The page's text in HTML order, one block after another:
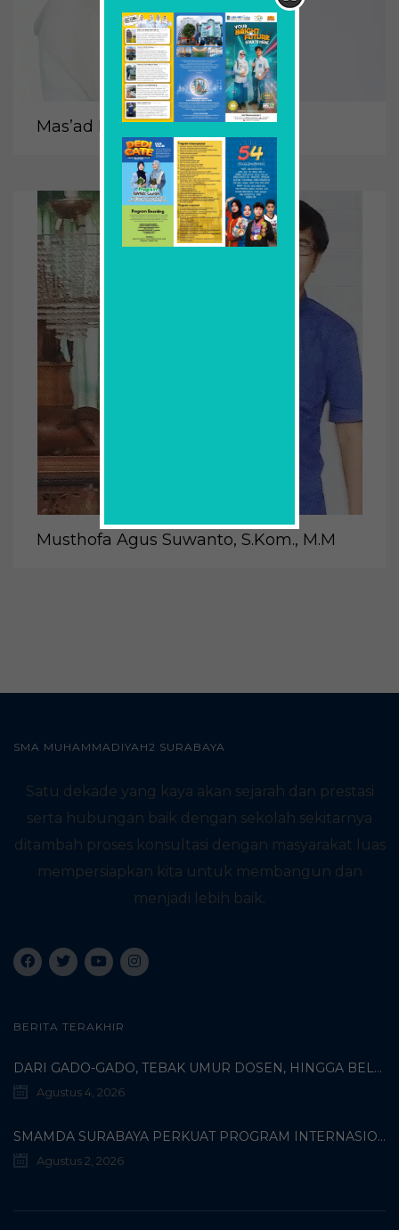
Mas’ad Fachir, S.Kom., M.MT.
Musthofa Agus Suwanto, S.Kom., M.M
SMA MUHAMMADIYAH2 SURABAYA
Satu dekade yang kaya akan sejarah dan prestasi
serta hubungan baik dengan sekolah sekitarnya
ditambah proses konsultasi dengan masyarakat luas
mempersiapkan kita untuk membangun dan
menjadi lebih baik.
BERITA TERAKHIR
DARI GADO-GADO, TEBAK UMUR DOSEN, HINGGA BELI PECI MUHAMMADIYAH: TERUNGKAPNYA KISAH UNIK 3 MAHASISWA TURKI DI SMAMDA!
Agustus 4, 2026
SMAMDA SURABAYA PERKUAT PROGRAM INTERNASIONAL MELALUI KOORDINASI BERSAMA WALI MURID KELAS X
Agustus 2, 2026